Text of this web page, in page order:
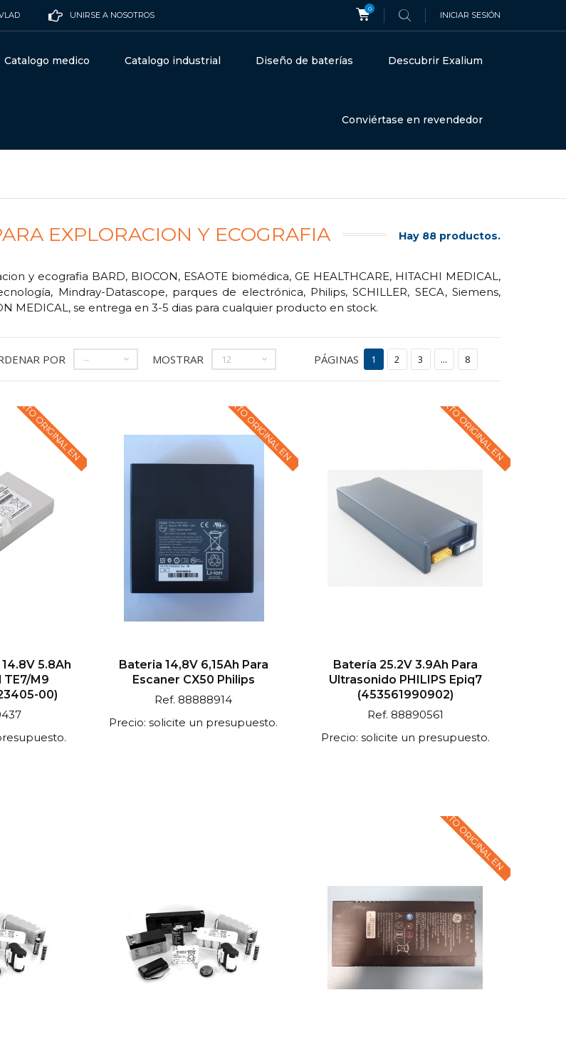
UNIRSE A NOSOTROS
0
INICIAR SESIÓN
Catalogo medico Catalogo industrial Diseño de baterías Descubrir Exalium
Conviértase en revendedor
EXPLORACION Y ECOGRAFIA Hay 88 productos.
y ecografia BARD, BIOCON, ESAOTE biomédica, GE HEALTHCARE, HITACHI MEDICAL,
Mindray-Datascope, parques de electrónica, Philips, SCHILLER, SECA, Siemens,
MEDICAL, se entrega en 3-5 dias para cualquier producto en stock.
POR -- MOSTRAR 12 PÁGINAS 1 2 3 ... 8
TEXTO ORIGINAL EN
5.8Ah
TE7/M9
00)
TEXTO ORIGINAL EN
Bateria 14,8V 6,15Ah Para
Escaner CX50 Philips
Ref. 88888914
Precio: solicite un presupuesto.
TEXTO ORIGINAL EN
Batería 25.2V 3.9Ah Para
Ultrasonido PHILIPS Epiq7
(453561990902)
Ref. 88890561
Precio: solicite un presupuesto.
TEXTO ORIGINAL EN